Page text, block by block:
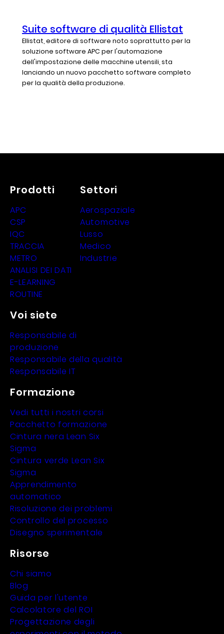
Suite software di qualità Ellistat
Ellistat, editore di software noto soprattutto per la
soluzione software APC per l'automazione
dell'impostazione delle macchine utensili, sta
lanciando un nuovo pacchetto software completo
per la qualità della produzione.
Prodotti
APC
CSP
IQC
TRACCIA
METRO
ANALISI DEI DATI
E-LEARNING
ROUTINE
Settori
Aerospaziale
Automotive
Lusso
Medico
Industrie
Voi siete
Responsabile di
produzione
Responsabile della qualità
Responsabile IT
Formazione
Vedi tutti i nostri corsi
Pacchetto formazione
Cintura nera Lean Six
Sigma
Cintura verde Lean Six
Sigma
Apprendimento
automatico
Risoluzione dei problemi
Controllo del processo
Disegno sperimentale
Risorse
Chi siamo
Blog
Guida per l'utente
Calcolatore del ROI
Progettazione degli